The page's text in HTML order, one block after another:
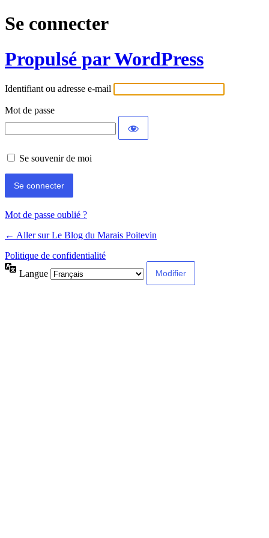
Se connecter
Propulsé par WordPress
Identifiant ou adresse e-mail
Mot de passe
Se souvenir de moi
Mot de passe oublié ?
← Aller sur Le Blog du Marais Poitevin
Politique de confidentialité
Langue